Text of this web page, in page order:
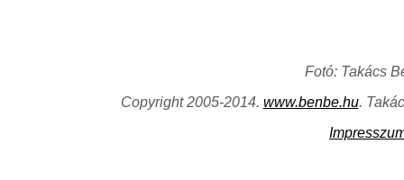
Fotó: Takács
Copyright 2005-2014. www.benbe.hu.